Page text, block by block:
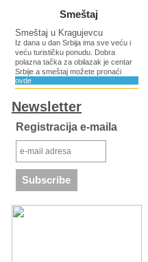
Smeštaj
Smeštaj u Kragujevcu
Iz dana u dan Srbija ima sve veću i
veću turističku ponudu. Dobra
polazna tačka za obilazak je centar
Srbije a smeštaj možete pronaći
ovde
Newsletter
Registracija e-maila